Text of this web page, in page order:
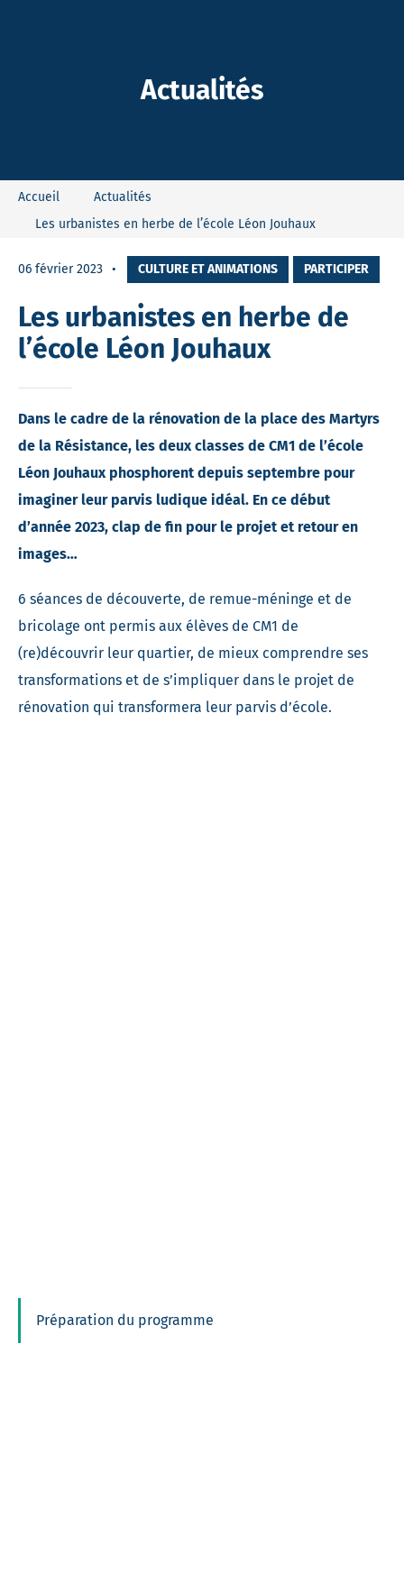
Actualités
Accueil
Actualités
Les urbanistes en herbe de l’école Léon Jouhaux
06 février 2023 CULTURE ET ANIMATIONS PARTICIPER
Les urbanistes en herbe de
l’école Léon Jouhaux
Dans le cadre de la rénovation de la place des Martyrs
de la Résistance, les deux classes de CM1 de l’école
Léon Jouhaux phosphorent depuis septembre pour
imaginer leur parvis ludique idéal. En ce début
d’année 2023, clap de fin pour le projet et retour en
images…
6 séances de découverte, de remue-méninge et de
bricolage ont permis aux élèves de CM1 de
(re)découvrir leur quartier, de mieux comprendre ses
transformations et de s’impliquer dans le projet de
rénovation qui transformera leur parvis d’école.
Préparation du programme